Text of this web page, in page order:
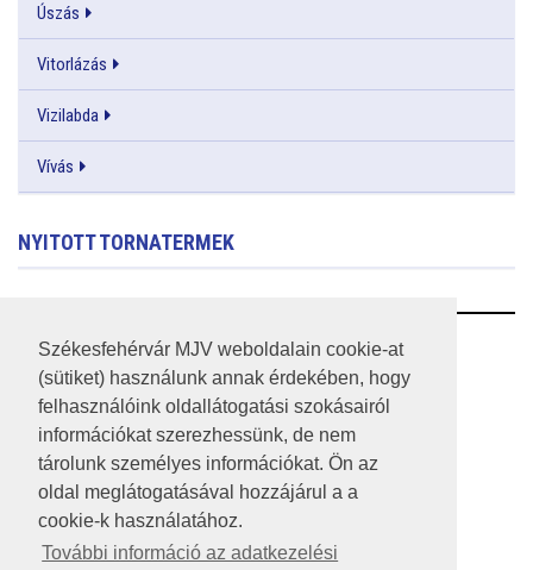
Székesfehérvár MJV weboldalain cookie-at
(sütiket) használunk annak érdekében, hogy
felhasználóink oldallátogatási szokásairól
információkat szerezhessünk, de nem
tárolunk személyes információkat. Ön az
oldal meglátogatásával hozzájárul a a
cookie-k használatához.
További információ az adatkezelési
Úszás
Vitorlázás
Vizilabda
Vívás
NYITOTT TORNATERMEK
RSS
A HONLAP 2017.03.31-I ÁLLAPOTA
JOGI NYILATKOZAT
IMPRESSZUM